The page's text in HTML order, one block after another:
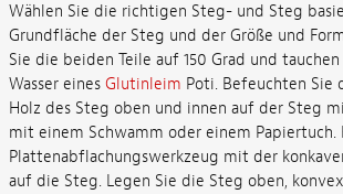
Wählen Sie die richtigen Steg- und Steg
Grundfläche der Steg und der Größe und
Sie die beiden Teile auf 150 Grad und
Wasser eines Glutinleim Poti. Befeuchten Sie
Holz des Steg oben und innen auf der Steg
mit einem Schwamm oder einem Papiertuch.
Plattenabflachungswerkzeug mit der
auf die Steg. Legen Sie die Steg oben,